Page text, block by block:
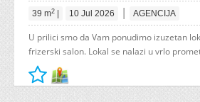
39 m2 10 Jul 2026 | AGENCIJA
U prilici smo da Vam ponudimo izuzetan
frizerski salon. Lokal se nalazi u vrlo